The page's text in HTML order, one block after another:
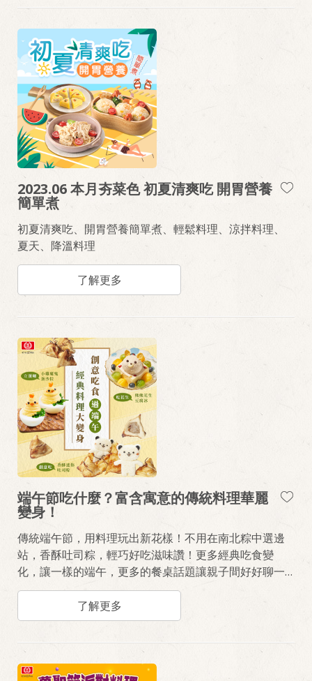
2023.06 本月夯菜色 初夏清爽吃 開胃營養
簡單煮
初夏清爽吃、開胃營養簡單煮、輕鬆料理、涼拌料理、
夏天、降溫料理
了解更多
端午節吃什麼？富含寓意的傳統料理華麗
變身！
傳統端午節，用料理玩出新花樣！不用在南北粽中選邊
站，香酥吐司粽，輕巧好吃滋味讚！更多經典吃食變
化，讓一樣的端午，更多的餐桌話題讓親子間好好聊一
聊。
了解更多